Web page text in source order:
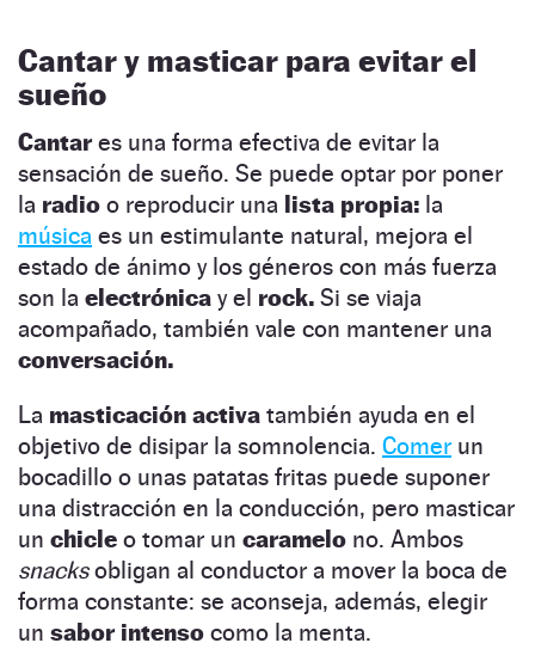
Cantar y masticar para evitar el
sueño
Cantares una forma efectiva de evitar la
sensación de sueño. Se puede optar por poner
la radio o reproducir una lista propia: la
música es un estimulante natural, mejora el
estado de ánimo y los géneros con más fuerza
son la electrónica y el rock. Si se viaja
acompañado, también vale con mantener una
conversación.
La masticación activa también ayuda en el
objetivo de disipar la somnolencia. Comer un
bocadillo o unas patatas fritas puede suponer
una distracción en la conducción, pero masticar
un chicle o tomar un caramelo no. Ambos
snacksobligan al conductor a mover la boca de
forma constante: se aconseja, además, elegir
un sabor intenso como la menta.